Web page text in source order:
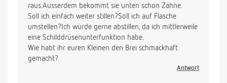
raus.Ausserdem bekommt sie unten schon Zähne.
Soll ich einfach weiter stillen?Soll ich auf Flasche
umstellen?Ich würde gerne abstillen, da ich mittlerweile
eine Schilddrüsenunterfunktion habe.
Wie habt ihr euren Kleinen den Brei schmackhaft
gemacht?
Antwort